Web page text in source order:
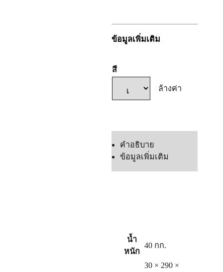
ข้อมูลเพิ่มเติม
สี
ล้างค่า
คำอธิบาย
ข้อมูลเพิ่มเติม
น้ำ
หนัก
40 กก.
30 × 290 ×